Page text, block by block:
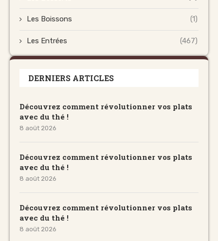
Les Boissons (1)
Les Entrées (467)
DERNIERS ARTICLES
Découvrez comment révolutionner vos plats
avec du thé !
8 août 2026
Découvrez comment révolutionner vos plats
avec du thé !
8 août 2026
Découvrez comment révolutionner vos plats
avec du thé !
8 août 2026